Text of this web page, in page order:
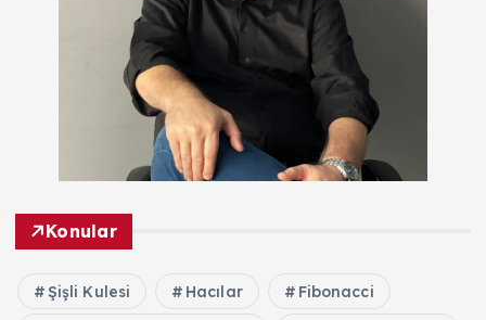
Konular
Şişli Kulesi Hacılar Fibonacci